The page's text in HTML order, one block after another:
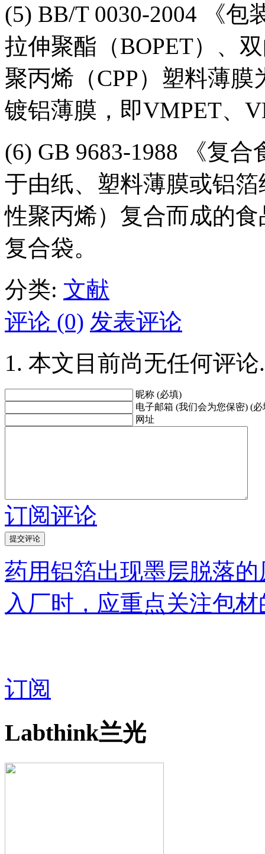
(5) BB/T 0030-2004 《
拉伸聚酯（BOPET）、
聚丙烯（CPP）塑料薄
镀铝薄膜，即VMPET、
(6) GB 9683-1988 《复
于由纸、塑料薄膜或铝
性聚丙烯）复合而成的
复合袋。
分类: 文献
评论 (0) 发表评论
本文目前尚无任何评论.
昵称 (必填)
电子邮箱 (我们会为您保密) (必
网址
订阅评论
药用铝箔出现墨层脱落
入厂时，应重点关注包
订阅
Labthink兰光